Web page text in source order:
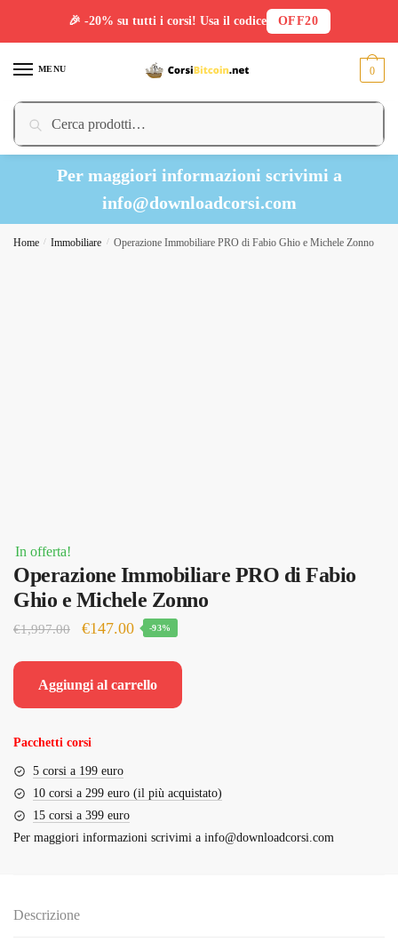
MENU
Cerca:
Cerca
0
Per maggiori informazioni scrivimi a
info@downloadcorsi.com
Home / Immobiliare / Operazione Immobiliare PRO di Fabio Ghio e Michele Zonno
In offerta!
Operazione Immobiliare PRO di Fabio
Ghio e Michele Zonno
€1,997.00
Il
originale
€147.00Il
attuale
-93%
Aggiungi al carrello
Pacchetti corsi
5 corsi a 199 euro
10 corsi a 299 euro (il più acquistato)
15 corsi a 399 euro
Per maggiori informazioni scrivimi a info@downloadcorsi.com
Descrizione
🎉 -20% su tutti i corsi! Usa il codice OFF20